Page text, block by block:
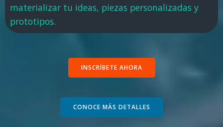
materializar tu ideas, piezas personalizadas y
prototipos.
INSCRÍBETE AHORA
CONOCE MÁS DETALLES